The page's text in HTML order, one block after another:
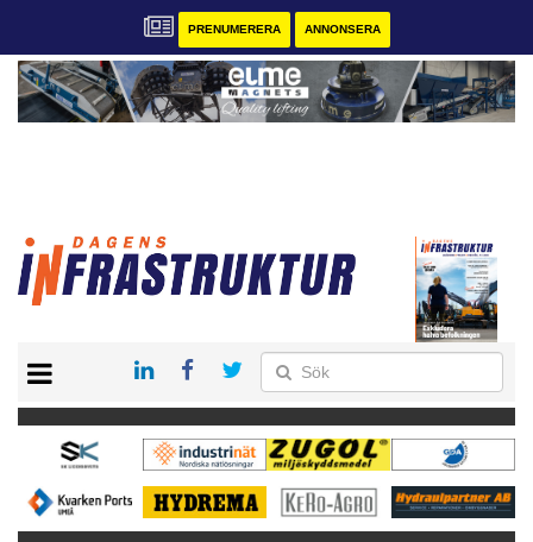
PRENUMERERA ANNONSERA
KONTAKT
VÅRA ANDRA MAGASIN
PRENUMERERA
ANNONSERA